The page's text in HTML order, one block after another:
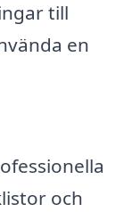
till
en
och